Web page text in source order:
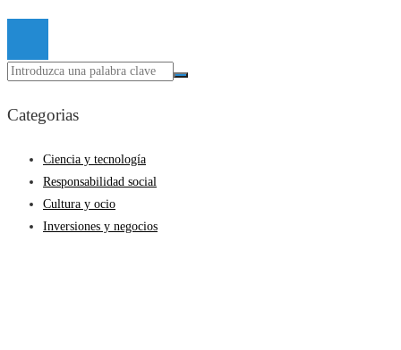
Categorias
Ciencia y tecnología
Responsabilidad social
Cultura y ocio
Inversiones y negocios